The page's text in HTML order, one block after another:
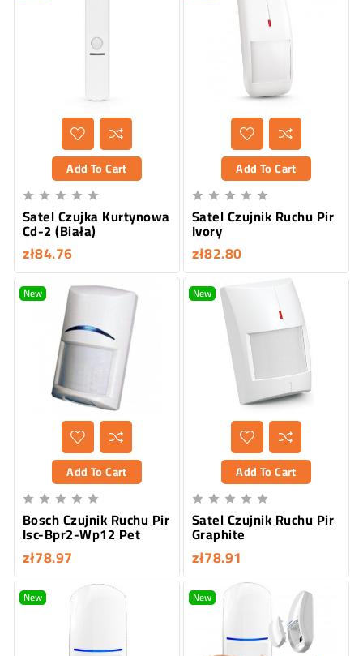
Add To Cart
    
Satel Czujka Kurtynowa
Cd-2 (Biała)
zł84.76
Add To Cart
    
Satel Czujnik Ruchu Pir
Ivory
zł82.80
New
Add To Cart
    
Bosch Czujnik Ruchu Pir
Isc-Bpr2-Wp12 Pet
zł78.97
New
Add To Cart
    
Satel Czujnik Ruchu Pir
Graphite
zł78.91
New New